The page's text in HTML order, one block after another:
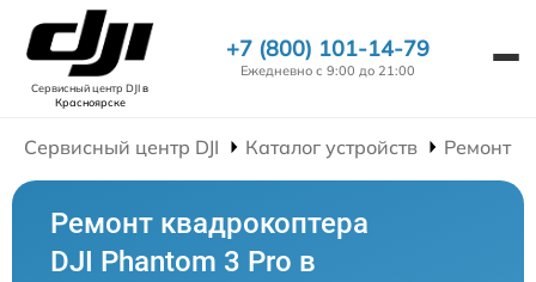
Сервисный центр DJIв
Красноярске
+7 (800) 101-14-79
Ежедневно с 9:00 до 21:00
Сервисный центр DJI Каталог устройств Ремонт
Ремонт квадрокоптера
DJI Phantom 3 Pro в